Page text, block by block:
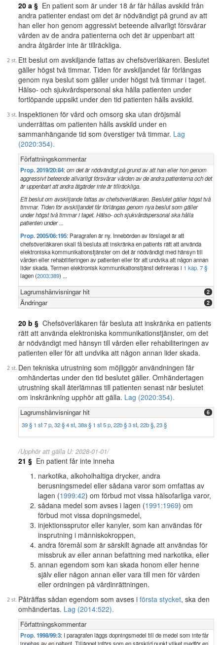
20 a § En patient som är under 18 år får hållas avskild från
andra patienter endast om det är nödvändigt på grund av att
han eller hon genom aggressivt beteende allvarligt försvårar
vården av de andra patienterna och det är uppenbart att
andra åtgärder inte är tillräckliga.
Ett beslut om avskiljande fattas av chefsöverläkaren. Beslutet
gäller högst två timmar. Tiden för avskiljandet får förlängas
genom nya beslut som gäller under högst två timmar i taget.
Hälso- och sjukvårdspersonal ska hålla patienten under
fortlöpande uppsikt under den tid patienten hålls avskild.
Inspektionen för vård och omsorg ska utan dröjsmål
underrättas om patienten hålls avskild under en
sammanhängande tid som överstiger två timmar. Lag
(2020:354).
Författningskommentar
Prop. 2019/20:84:om det är nödvändigt på grund av att han eller hon genom
aggressivt beteende allvarligt försvårar vården av de andra patienterna och det
är uppenbart att andra åtgärder inte är tillräckliga.
Ett beslut om avskiljande fattas av chefsöverläkaren. Beslutet gäller högst två
timmar. Tiden för avskiljandet får förlängas genom nya beslut som gäller
under högst två timmar i taget. Hälso- och sjukvårdspersonal ska hålla
patienten under ...
Prop. 2005/06:195: Paragrafen är ny. Innebörden av förslaget är att
chefsöverläkaren skall få besluta att inskränka en patients rätt att använda
elektroniska kommunikationstjänster om det är nödvändigt med hänsyn till
vården eller rehabiliteringen av patienten eller för att undvika att någon annan
lider skada. Termen elektronisk kommunikationstjänst definieras i 1 kap. 7 §
lagen (2003:389) ...
Lagrumshänvisningar hit 2
Ändringar 2
20 b § Chefsöverläkaren får besluta att inskränka en patients
rätt att använda elektroniska kommunikationstjänster, om det
är nödvändigt med hänsyn till vården eller rehabiliteringen av
patienten eller för att undvika att någon annan lider skada.
Den tekniska utrustning som möjliggör användningen får
omhändertas under den tid beslutet gäller. Omhändertagen
utrustning skall återlämnas till patienten senast när beslutet
om inskränkning upphör att gälla. Lag (2020:354).
Lagrumshänvisningar hit 6
39 § 1 st 7 p,32 § 4 st,38a § 1 st 5 p,22b § 3 st,22b §,23 §
/Upphör att gälla U: 2028-01-01/
21 § En patient får inte inneha
narkotika, alkoholhaltiga drycker, andra
berusningsmedel eller sådana varor som omfattas av
lagen (1999:42) om förbud mot vissa hälsofarliga varor,
sådana medel som avses i lagen (1991:1969) om
förbud mot vissa dopningsmedel,
injektionssprutor eller kanyler, som kan användas för
insprutning i människokroppen,
andra föremål som är särskilt ägnade att användas för
missbruk av eller annan befattning med narkotika, eller
annan egendom som kan skada honom eller henne
själv eller någon annan eller vara till men för vården
eller ordningen på vårdinrättningen.
Påträffas sådan egendom som avses i första stycket, ska den
omhändertas. Lag (2014:522).
Författningskommentar
Prop. 1998/99:3: I paragrafen läggs dopningsmedel till de medel som inte får